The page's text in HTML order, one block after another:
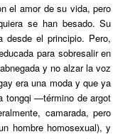
el amor de su vida, pero
se han besado. Su
desde el principio. Pero,
para sobresalir en
y no alzar la voz
era una moda y que ya
tongqi —término de argot
camarada, pero
hombre homosexual), y